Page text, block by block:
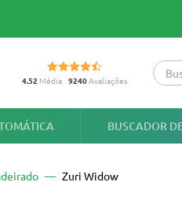
4.52 Média 9240Avaliações
BUSCADOR
Zuri Widow